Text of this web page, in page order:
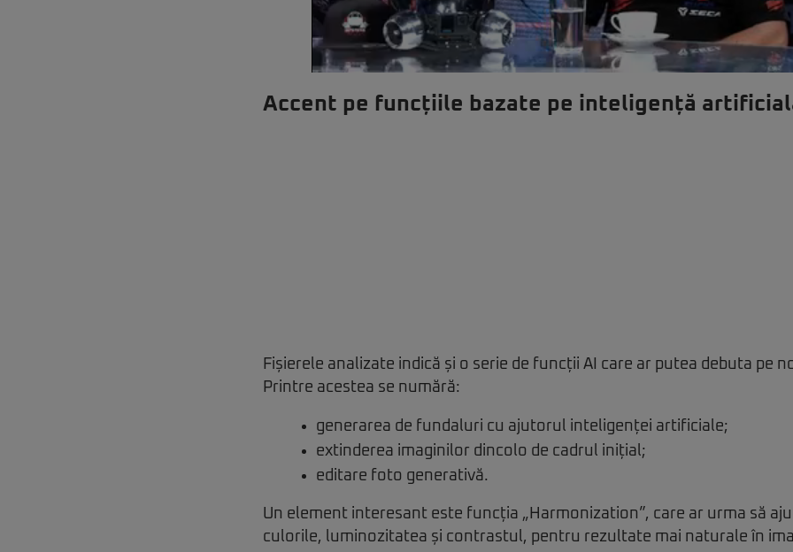
Accent pe funcțiile bazate pe inteligență
Fișierele analizate indică și o serie de funcții AI care ar putea debuta pe
Printre acestea se numără:
generarea de fundaluri cu ajutorul inteligenței artificiale;
extinderea imaginilor dincolo de cadrul inițial;
editare foto generativă.
Un element interesant este funcția „Harmonization”, care ar urma să
culorile, luminozitatea și contrastul, pentru rezultate mai naturale în